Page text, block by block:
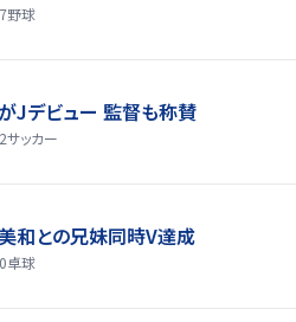
野球
Jデビュー 監督も称賛
サッカー
和との兄妹同時V達成
卓球